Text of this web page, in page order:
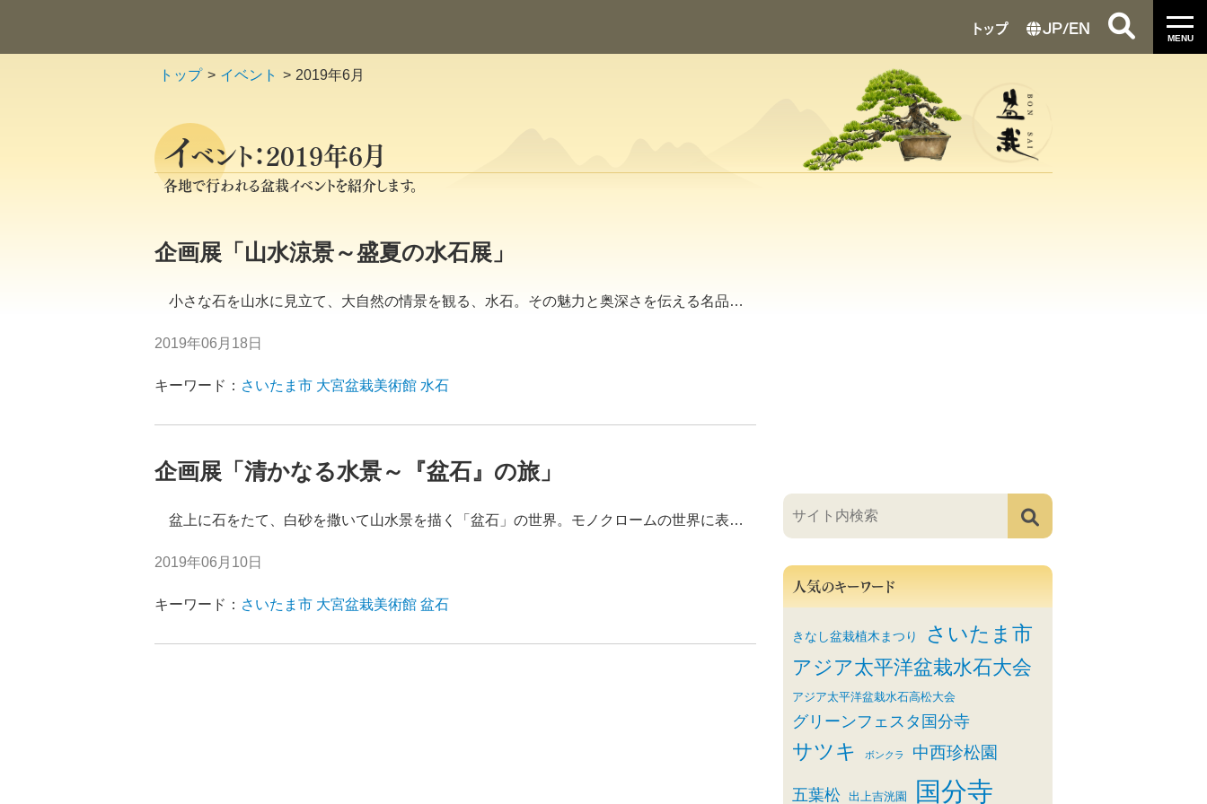
MENU
トップ JP/EN
トップ イベント 2019年6月
イベント：2019年6月
各地で行われる盆栽イベントを紹介します。
企画展「山水涼景～盛夏の水石展」
小さな石を山水に見立て、大自然の情景を観る、水石。その魅力と奥深さを伝える名品…
2019年06月18日
キーワード： さいたま市 大宮盆栽美術館 水石
企画展「清かなる水景～『盆石』の旅」
盆上に石をたて、白砂を撒いて山水景を描く「盆石」の世界。モノクロームの世界に表…
2019年06月10日
キーワード： さいたま市 大宮盆栽美術館 盆石
人気のキーワード
きなし盆栽植木まつり さいたま市
アジア太平洋盆栽水石大会
アジア太平洋盆栽水石高松大会
グリーンフェスタ国分寺
サツキ ボンクラ 中西珍松園
五葉松 出上吉洸園 国分寺